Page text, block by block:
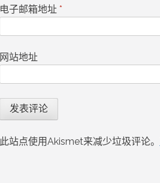
电子邮箱地址 *
网站地址
此站点使用Akismet来减少垃圾评论。